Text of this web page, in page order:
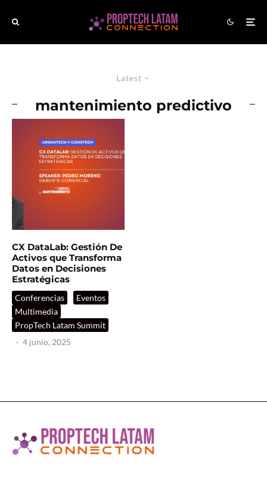
Latest
mantenimiento predictivo
CX DataLab: Gestión De
Activos que Transforma
Datos en Decisiones
Estratégicas
Conferencias
Eventos
Multimedia
PropTech Latam Summit
· 4 junio, 2025